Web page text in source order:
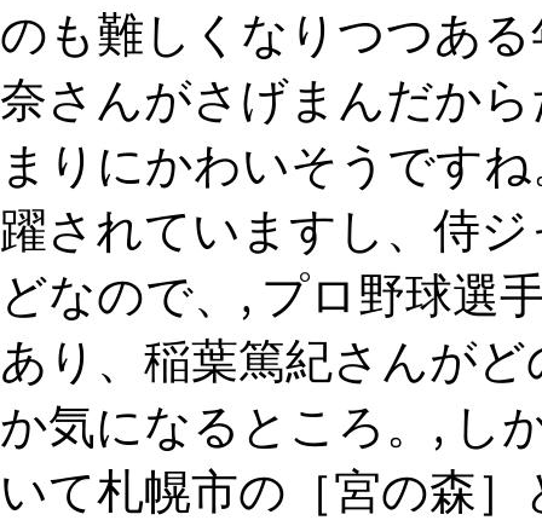
のも難しくなりつつあ
奈さんがさげまんだか
まりにかわいそうです
躍されていますし、侍
どなので、, プロ野球選
あり、稲葉篤紀さんが
か気になるところ。, し
いて札幌市の［宮の森